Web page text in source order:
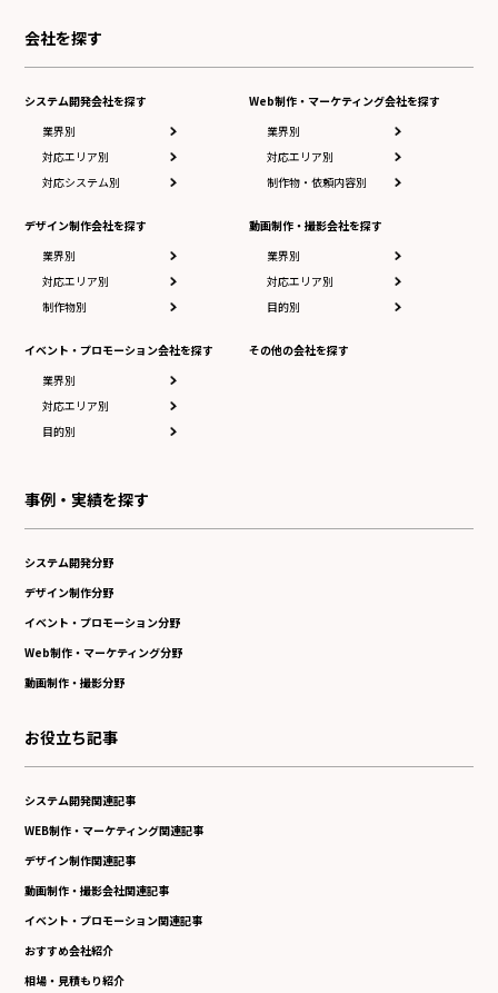
会社を探す
システム開発会社を探す
業界別
対応エリア別
対応システム別
デザイン制作会社を探す
業界別
対応エリア別
制作物別
イベント・プロモーション会社を探す
業界別
対応エリア別
目的別
Web制作・マーケティング会社を探す
業界別
対応エリア別
制作物・依頼内容別
動画制作・撮影会社を探す
業界別
対応エリア別
目的別
その他の会社を探す
事例・実績を探す
システム開発分野
デザイン制作分野
イベント・プロモーション分野
Web制作・マーケティング分野
動画制作・撮影分野
お役立ち記事
システム開発関連記事
WEB制作・マーケティング関連記事
デザイン制作関連記事
動画制作・撮影会社関連記事
イベント・プロモーション関連記事
おすすめ会社紹介
相場・見積もり紹介